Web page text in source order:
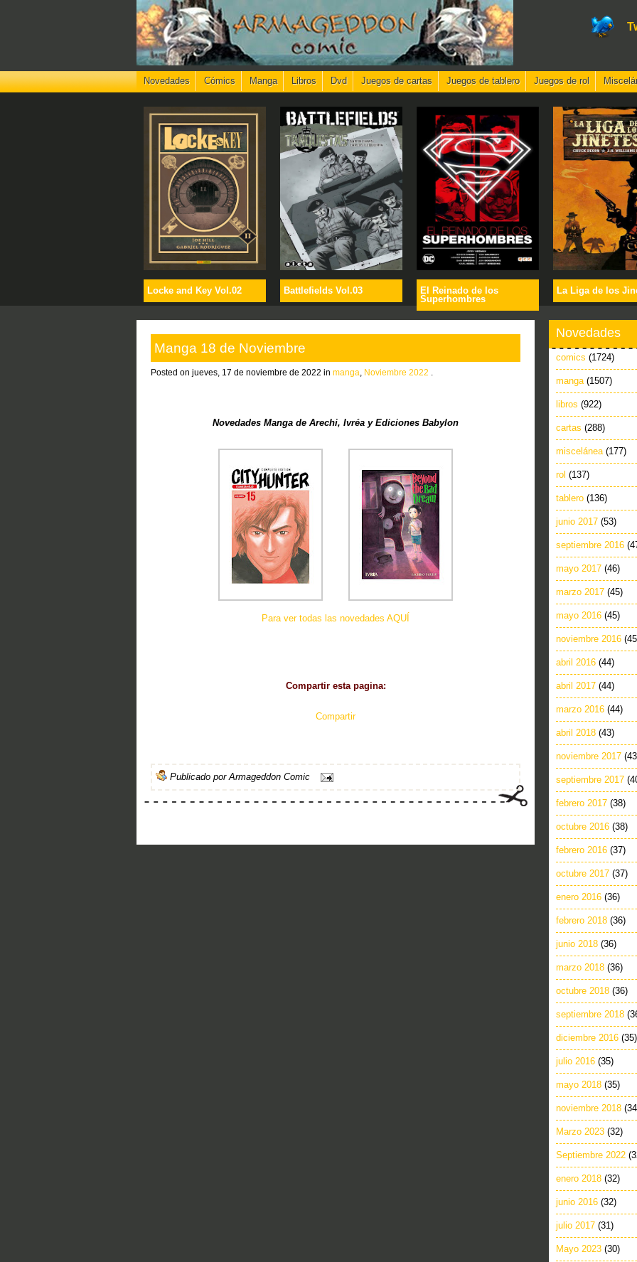
Novedades Cómics Manga Libros Dvd Juegos de cartas Juegos de tablero Juegos de rol
Locke and Key Vol.02 Battlefields Vol.03
El Reinado de los
Superhombres
La Liga de los
Manga 18 de Noviembre
Posted on jueves, 17 de noviembre de 2022 in manga Noviembre 2022
Novedades Manga de Arechi, Ivréa y Ediciones Babylon
Para ver todas las novedades AQUÍ
Compartir esta pagina:
Compartir
Publicado porArmageddon Comic
Novedades
comics (1724)
manga (1507)
libros (922)
cartas (288)
miscelánea (177)
rol (137)
tablero (136)
junio 2017 (53)
septiembre 2016
mayo 2017 (46)
marzo 2017 (45)
mayo 2016 (45)
noviembre 2016
abril 2016 (44)
abril 2017 (44)
marzo 2016 (44)
abril 2018 (43)
noviembre 2017
septiembre 2017
febrero 2017 (38)
octubre 2016 (38)
febrero 2016 (37)
octubre 2017 (37)
enero 2016 (36)
febrero 2018 (36)
junio 2018 (36)
marzo 2018 (36)
octubre 2018 (36)
septiembre 2018
diciembre 2016 (35)
julio 2016 (35)
mayo 2018 (35)
noviembre 2018
Marzo 2023 (32)
Septiembre 2022
enero 2018 (32)
junio 2016 (32)
julio 2017 (31)
Mayo 2023 (30)